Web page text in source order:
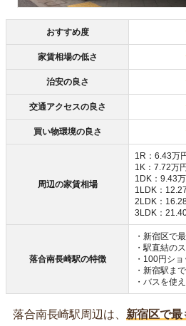
おすすめ度
家賃相場の低さ
治安の良さ
交通アクセスの良さ
買い物環境の良さ
周辺の家賃相場
1R：6.43万
1K：7.72万円
1DK：9.43
1LDK：
2LDK：
3LDK：
落合南長崎駅の特徴
・新宿区で
・駅直結の
・100円シ
・新宿駅ま
・バスを使
落合南長崎駅周辺は、 新宿区で最